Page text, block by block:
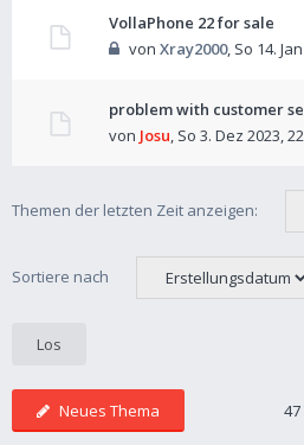
VollaPhone 22 for sale
von Xray2000, So 14.
problem with customer
von Josu, So 3. Dez 2023,
Themen der letzten Zeit anzeigen:
Sortiere nach
Neues Thema